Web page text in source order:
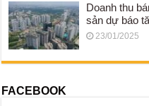
Doanh thu
sản dự báo
23/01/2025
FACEBOOK